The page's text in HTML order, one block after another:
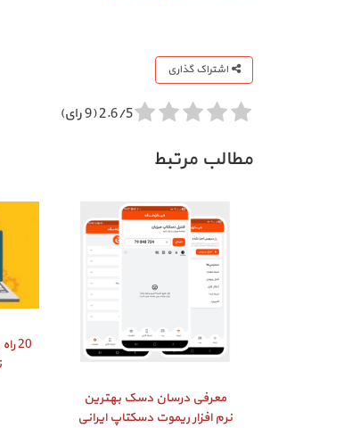
اشتراک گذاری
2.6/5 (9 رای)
مطالب مرتبط
معرفی درسان دسک بهترین
نرم افزار ریموت دسکتاپ ایرانی
20